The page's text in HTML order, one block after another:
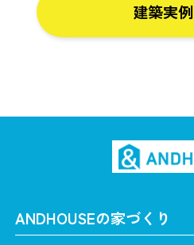
建築実
ANDHOUSEの家づくり